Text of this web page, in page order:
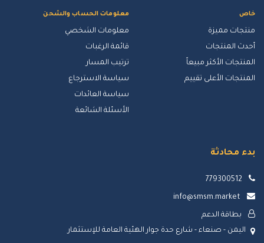
خاص
منتجات مميزة
أحدث المنتجات
المنتجات الأكثر مبيعاً
المنتجات الأعلى تقييم
معلومات الحساب والشحن
معلومات الشخصي
قائمة الرغبات
ترتيب المسار
سياسة الاسترجاع
سياسة العائدات
الأسئلة الشائعة
بدء محادثة
779300512
info@smsm.market
بطاقة الدعم
اليمن - صنعاء - شارع حدة جوار الهئية العامة للإستثمار